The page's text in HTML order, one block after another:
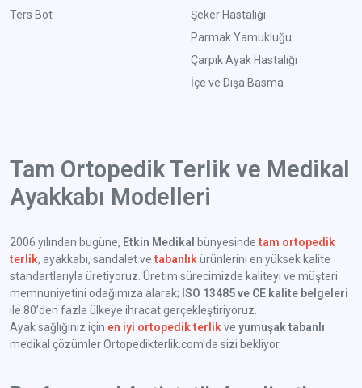
Ters Bot
Şeker Hastalığı
Parmak Yamukluğu
Çarpık Ayak Hastalığı
İçe ve Dışa Basma
Tam Ortopedik Terlik ve Medikal
Ayakkabı Modelleri
2006 yılından bugüne, Etkin Medikal bünyesindetam ortopedik
terlik, ayakkabı, sandalet vetabanlık ürünlerini en yüksek kalite
standartlarıyla üretiyoruz. Üretim sürecimizde kaliteyi ve müşteri
memnuniyetini odağımıza alarak; ISO 13485 ve CE kalite belgeleri
ile 80’den fazla ülkeye ihracat gerçekleştiriyoruz.
Ayak sağlığınız için en iyi ortopedik terlik ve yumuşak tabanlı
medikal çözümler Ortopedikterlik.com'da sizi bekliyor.